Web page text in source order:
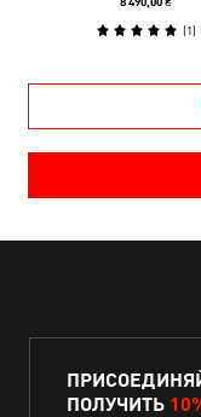
(1)
ПОЛУЧИТЬ